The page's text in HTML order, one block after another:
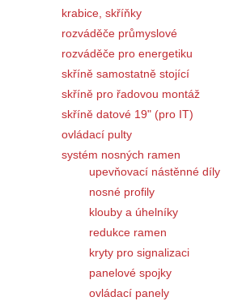
krabice, skříňky
rozváděče průmyslové
rozváděče pro energetiku
skříně samostatně stojící
skříně pro řadovou montáž
skříně datové 19" (pro IT)
ovládací pulty
systém nosných ramen
upevňovací nástěnné díly
nosné profily
klouby a úhelníky
redukce ramen
kryty pro signalizaci
panelové spojky
ovládací panely